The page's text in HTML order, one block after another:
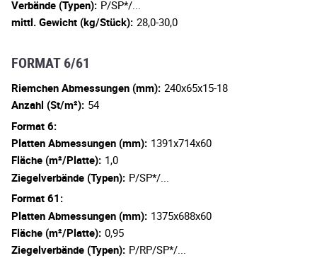
Verbände (Typen): P/SP*/...
mittl. Gewicht (kg/Stück): 28,0-30,0
FORMAT 6/61
Riemchen Abmessungen (mm): 240x65x15-18
Anzahl (St/m²): 54
Format 6:
Platten Abmessungen (mm): 1391x714x60
Fläche (m²/Platte): 1,0
Ziegelverbände (Typen): P/SP*/...
Format 61:
Platten Abmessungen (mm): 1375x688x60
Fläche (m²/Platte): 0,95
Ziegelverbände (Typen): P/RP/SP*/...